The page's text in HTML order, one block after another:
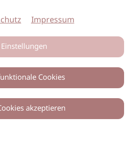
0
Impressum
Einstellungen
Cookies
akzeptieren